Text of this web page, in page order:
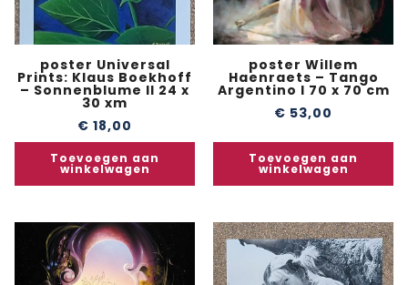
poster Universal
Prints: Klaus Boekhoff
– Sonnenblume II 24 x
30 xm
€ 18,00
Toevoegen aan
winkelwagen
poster Willem
Haenraets – Tango
Argentino I 70 x 70 cm
€ 53,00
Toevoegen aan
winkelwagen